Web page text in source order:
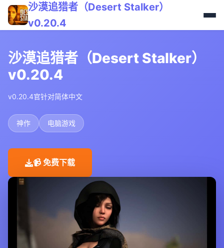
沙漠追猎者（Desert Stalker）
v0.20.4
沙漠追猎者（Desert Stalker）
v0.20.4
v0.20.4官针对简体中文
神作 电脑游戏
📹 免费下载